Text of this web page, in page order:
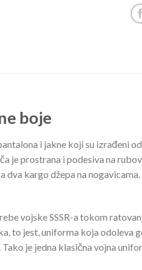
boje
i jakne koji su izrađeni
je prostrana i podesiva na
kargo džepa na
vojske SSSR-a tokom
to jest, uniforma koja odoleva
je jedna klasična vojna